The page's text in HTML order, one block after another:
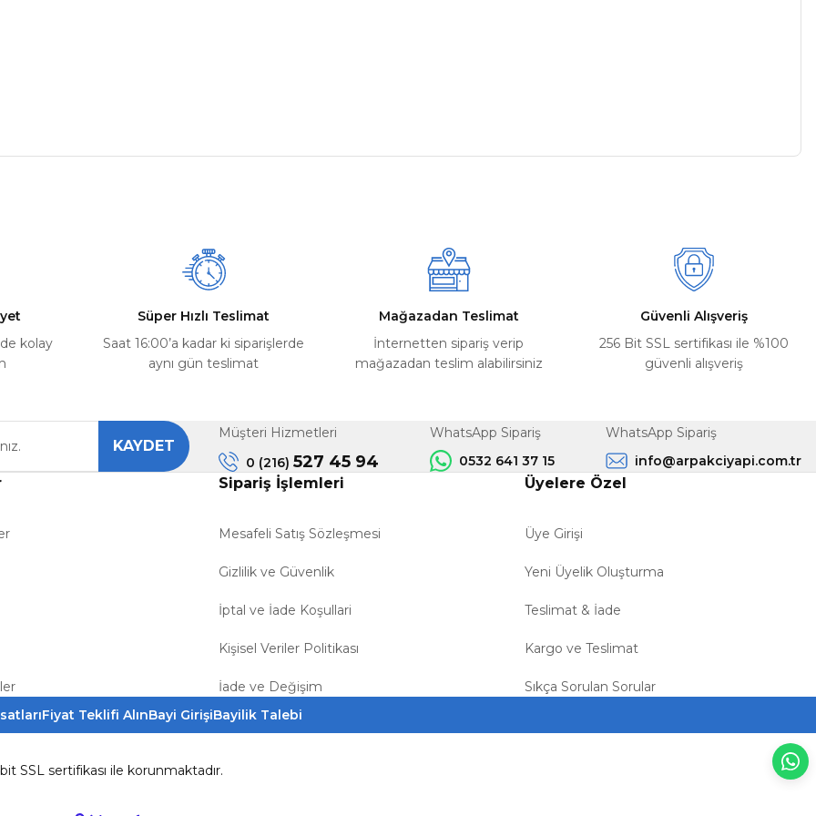
Gönder
kolay
Süper Hızlı Teslimat
Saat 16:00’a kadar ki siparişlerde
aynı gün teslimat
Mağazadan Teslimat
İnternetten sipariş verip
mağazadan teslim alabilirsiniz
Güvenli Alışveriş
256 Bit SSL sertifikası ile %100
güvenli alışveriş
KAYDET
Müşteri Hizmetleri
0 (216) 527 45 94
WhatsApp Sipariş
0532 641 37 15
WhatsApp Sipariş
info@arpakciyapi.com.tr
Sipariş İşlemleri
Mesafeli Satış Sözleşmesi
Gizlilik ve Güvenlik
İptal ve İade Koşullari
Kişisel Veriler Politikası
İade ve Değişim
Üyelere Özel
Üye Girişi
Yeni Üyelik Oluşturma
Teslimat & İade
Kargo ve Teslimat
Sıkça Sorulan Sorular
Fiyat Teklifi AlınBayi GirişiBayilik Talebi
SSL sertifikası ile korunmaktadır.